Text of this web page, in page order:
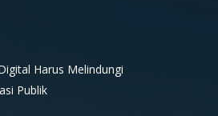
Harus Melindungi
Publik